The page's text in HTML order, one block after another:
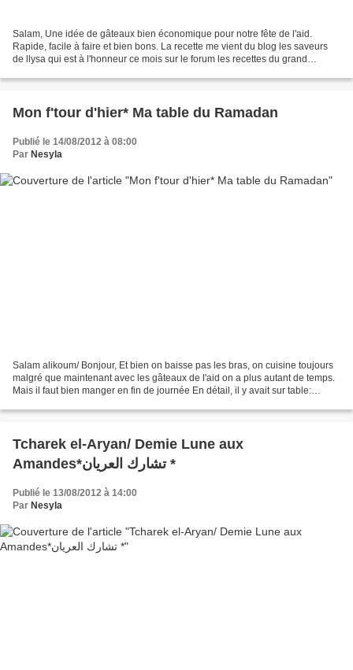
Salam, Une idée de gâteaux bien économique pour notre fête de l'aid.
Rapide, facile à faire et bien bons. La recette me vient du blog les saveurs
de llysa qui est à l'honneur ce mois sur le forum les recettes du grand
Mon f'tour d'hier* Ma table du Ramadan
Publié le 14/08/2012 à 08:00
Par Nesyla
Salam alikoum/ Bonjour, Et bien on baisse pas les bras, on cuisine toujours
malgré que maintenant avec les gâteaux de l'aid on a plus autant de temps.
Mais il faut bien manger en fin de journée En détail, il y avait sur table:
Tcharek el-Aryan/ Demie Lune aux
Amandes*تشارك العريان *
Publié le 13/08/2012 à 14:00
Par Nesyla